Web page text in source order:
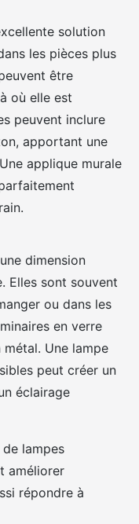
solution
les pièces plus
être
où elle est
peuvent inclure
apportant une
applique murale
dimension
Elles sont souvent
ou dans les
en verre
Une lampe
peut créer un
éclairage
lampes
améliorer
répondre à